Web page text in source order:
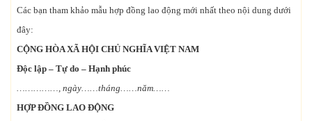
Các bạn tham khảo mẫu hợp đồng lao động mới nhất theo nội dung dưới
đây:
CỘNG HÒA XÃ HỘI CHỦ NGHĨA VIỆT NAM
Độc lập – Tự do – Hạnh phúc
……………, ngày……tháng……năm……
HỢP ĐỒNG LAO ĐỘNG